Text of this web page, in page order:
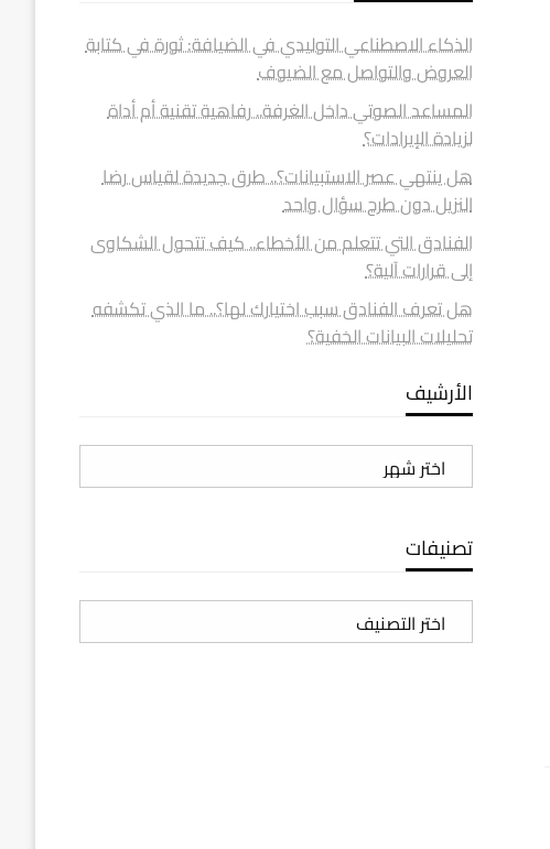
الذكاء الاصطناعي التوليدي في الضيافة: ثورة في كتابة
العروض والتواصل مع الضيوف
المساعد الصوتي داخل الغرفة.. رفاهية تقنية أم أداة
لزيادة الإيرادات؟
هل ينتهي عصر الاستبيانات؟.. طرق جديدة لقياس رضا
النزيل دون طرح سؤال واحد
الفنادق التي تتعلم من الأخطاء.. كيف تتحول الشكاوى
إلى قرارات آلية؟
هل تعرف الفنادق سبب اختيارك لها؟.. ما الذي تكشفه
تحليلات البيانات الخفية؟
الأرشيف
الأرشيف
تصنيفات
تصنيفات